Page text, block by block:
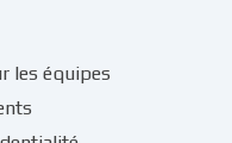
les équipes